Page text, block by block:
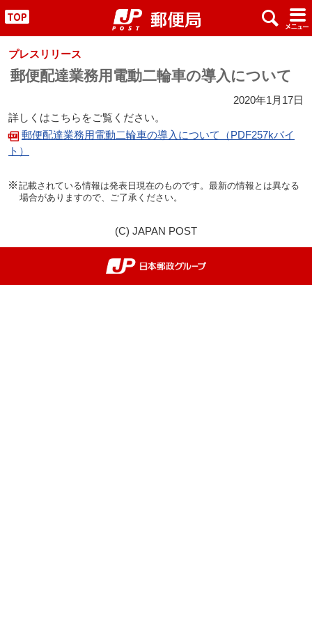
" x #
プレスリリース
郵便配達業務用電動二輪車の導入について
2020年1月17日
詳しくはこちらをご覧ください。
郵便配達業務用電動二輪車の導入について（PDF257kバイ
ト）
記載されている情報は発表日現在のものです。最新の情報とは異なる
場合がありますので、ご了承ください。
(C) JAPAN POST